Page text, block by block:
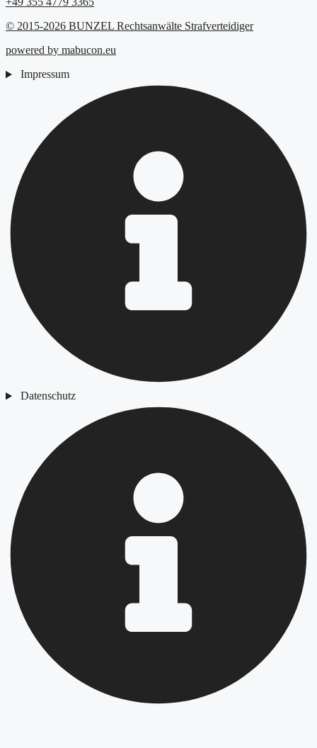
© 2015-2026 BUNZEL Rechtsanwälte Strafverteidiger
powered by mabucon.eu
Impressum
Datenschutz